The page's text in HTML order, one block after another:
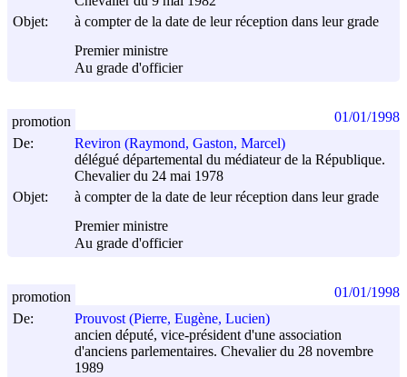
Objet:
à compter de la date de leur réception dans leur grade
Premier ministre
Au grade d'officier
De:
Reviron (Raymond, Gaston, Marcel)
délégué départemental du médiateur de la République.
Chevalier du 24 mai 1978
Objet:
à compter de la date de leur réception dans leur grade
Premier ministre
Au grade d'officier
promotion 01/01/1998
De:
Prouvost (Pierre, Eugène, Lucien)
ancien député, vice-président d'une association
d'anciens parlementaires. Chevalier du 28 novembre
1989
promotion 01/01/1998